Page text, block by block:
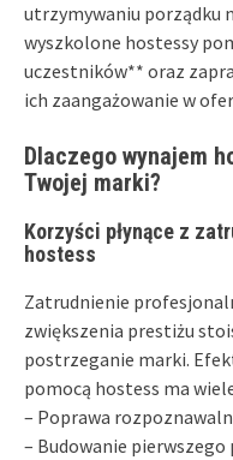
utrzymywaniu porządku
wyszkolone hostessy
uczestników** oraz
ich zaangażowanie w
Dlaczego wynajem
Twojej marki?
Korzyści płynące z
hostess
Zatrudnienie
zwiększenia prestiżu
postrzeganie marki.
pomocą hostess ma
– Poprawa
– Budowanie